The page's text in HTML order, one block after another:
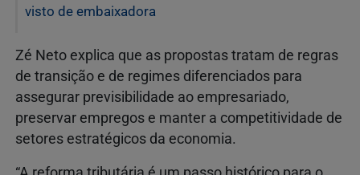
visto de embaixadora
Zé Neto explica que as propostas tratam de regras
de transição e de regimes diferenciados para
assegurar previsibilidade ao empresariado,
preservar empregos e manter a competitividade de
setores estratégicos da economia.